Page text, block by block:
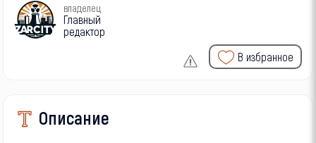
владелец
Главный
редактор
В избранное
Описание